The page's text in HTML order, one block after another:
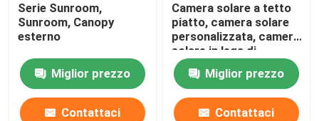
Serie Sunroom,
Sunroom, Canopy
esterno
Miglior prezzo
Contattaci
Camera solare a tetto
piatto, camera solare
personalizzata, camera
solare in lega di
alluminio
Miglior prezzo
Contattaci